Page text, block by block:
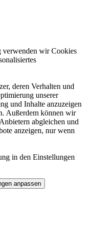
wir Cookies
deren Verhalten und
unserer
und Inhalte anzuzeigen
Außerdem können wir
abgleichen und
anzeigen, nur wenn
in den Einstellungen
anpassen